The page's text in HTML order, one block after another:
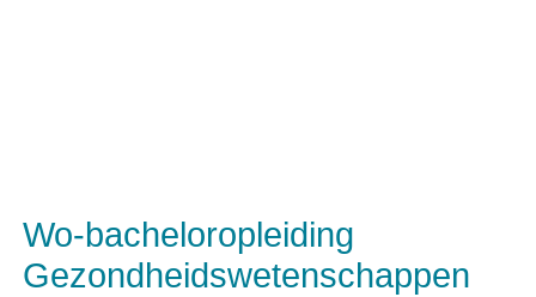
Wo-bacheloropleiding
Gezondheidswetenschappen